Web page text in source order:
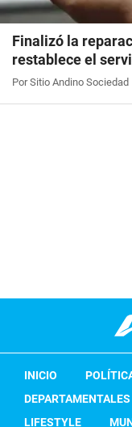
Finalizó la
restablece el
Por Sitio Andino Sociedad
INICIO
DEPARTAMENTALES
LIFESTYLE